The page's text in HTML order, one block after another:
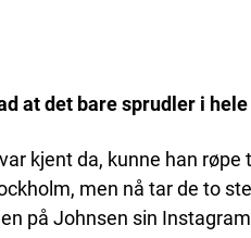
at det bare sprudler i
kjent da, kunne han røpe
men nå tar de to
på Johnsen sin